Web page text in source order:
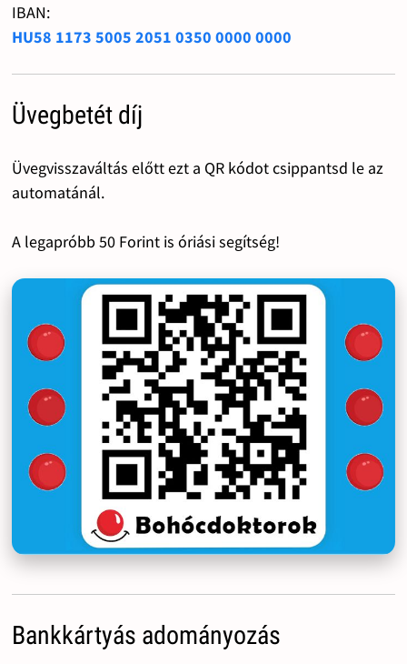
IBAN:
HU58 1173 5005 2051 0350 0000 0000
Üvegbetét díj
Üvegvisszaváltás előtt ezt a QR kódot csippantsd le az
automatánál.
A legapróbb 50 Forint is óriási segítség!
Bankkártyás adományozás